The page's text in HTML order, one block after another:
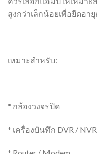
สูงกว่าเล็กน้อยเพื่อยืดอา
เหมาะสำหรับ:
* กล้องวงจรปิด
* เครื่องบันทึก DVR / NVR